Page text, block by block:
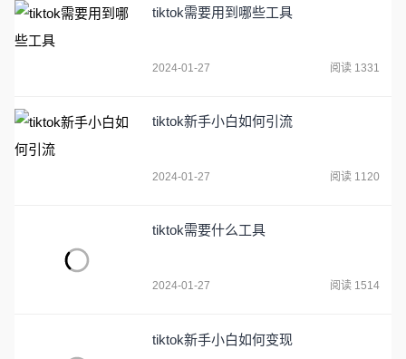
tiktok需要用到哪些工具
2024-01-27 阅读 1331
tiktok新手小白如何引流
2024-01-27 阅读 1120
tiktok需要什么工具
2024-01-27 阅读 1514
tiktok新手小白如何变现